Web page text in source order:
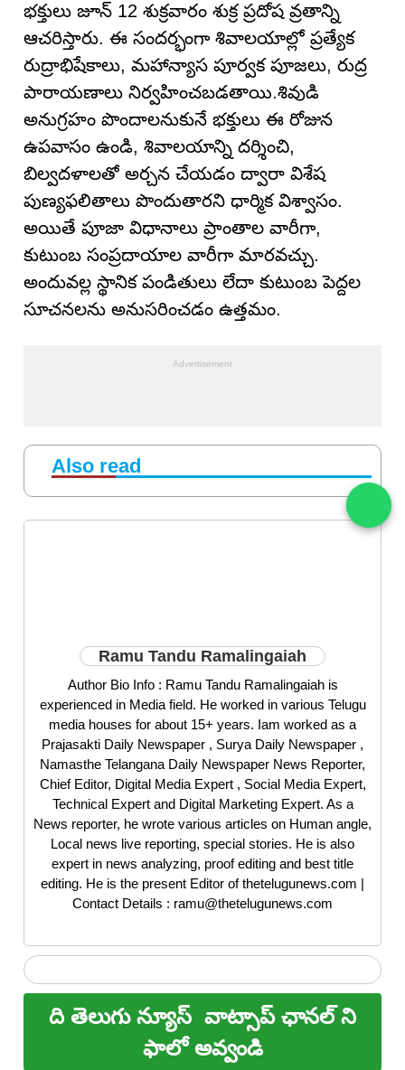
భక్తులు జూన్ 12 శుక్రవారం శుక్ర ప్రదోష వ్రతాన్ని
ఆచరిస్తారు. ఈ సందర్భంగా శివాలయాల్లో ప్రత్యేక
రుద్రాభిషేకాలు, మహాన్యాస పూర్వక పూజలు, రుద్ర
పారాయణాలు నిర్వహించబడతాయి.శివుడి
అనుగ్రహం పొందాలనుకునే భక్తులు ఈ రోజున
ఉపవాసం ఉండి, శివాలయాన్ని దర్శించి,
బిల్వదళాలతో అర్చన చేయడం ద్వారా విశేష
పుణ్యఫలితాలు పొందుతారని ధార్మిక విశ్వాసం.
అయితే పూజా విధానాలు ప్రాంతాల వారీగా,
కుటుంబ సంప్రదాయాల వారీగా మారవచ్చు.
అందువల్ల స్థానిక పండితులు లేదా కుటుంబ పెద్దల
సూచనలను అనుసరించడం ఉత్తమం.
Also read
Ramu Tandu Ramalingaiah
Author Bio Info : Ramu Tandu Ramalingaiah is
experienced in Media field. He worked in various Telugu
media houses for about 15+ years. Iam worked as a
Prajasakti Daily Newspaper , Surya Daily Newspaper ,
Namasthe Telangana Daily Newspaper News Reporter,
Chief Editor, Digital Media Expert , Social Media Expert,
Technical Expert and Digital Marketing Expert. As a
News reporter, he wrote various articles on Human angle,
Local news live reporting, special stories. He is also
expert in news analyzing, proof editing and best title
editing. He is the present Editor of thetelugunews.com |
Contact Details : ramu@thetelugunews.com
ది తెలుగు న్యూస్ వాట్సాప్ ఛానల్ ని
ఫాలో అవ్వండి